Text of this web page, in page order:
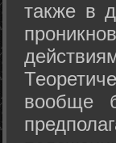
также в
вообще